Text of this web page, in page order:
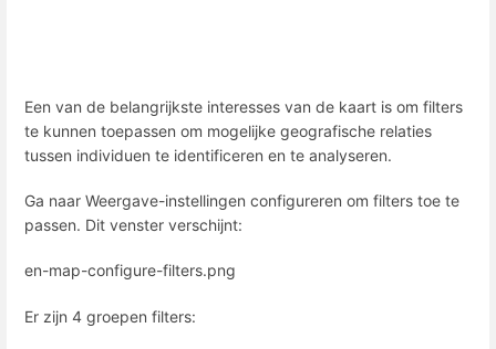
Een van de belangrijkste interesses van de kaart is om filters
te kunnen toepassen om mogelijke geografische relaties
tussen individuen te identificeren en te analyseren.
Ga naar Weergave-instellingen configureren om filters toe te
passen. Dit venster verschijnt:
en-map-configure-filters.png
Er zijn 4 groepen filters: